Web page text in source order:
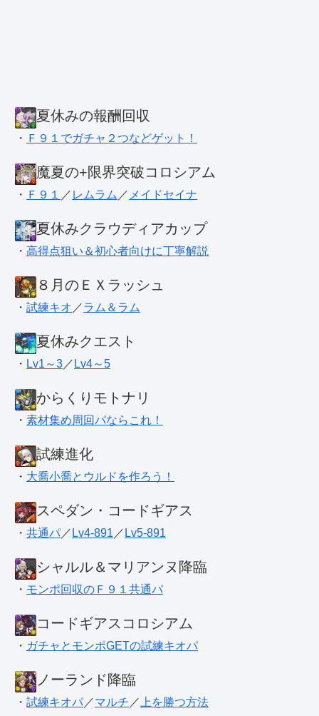
夏休みの報酬回収
・ Ｆ９１でガチャ２つなどゲット！
魔夏の+限界突破コロシアム
・ Ｆ９１ ／ レムラム ／ メイドセイナ
夏休みクラウディアカップ
・ 高得点狙い＆初心者向けに丁寧解説
８月のＥＸラッシュ
・ 試練キオ ／ラム＆ラム
夏休みクエスト
・ Lv1～3 ／ Lv4～5
からくりモトナリ
・ 素材集め周回パならこれ！
試練進化
・ 大喬小喬とウルドを作ろう！
スペダン・コードギアス
・ 共通パ ／ Lv4-891 ／ Lv5-891
シャルル＆マリアンヌ降臨
・ モンポ回収のＦ９１共通パ
コードギアスコロシアム
・ ガチャとモンポGETの試練キオパ
ノーランド降臨
・ 試練キオパ ／マルチ ／ 上を勝つ方法